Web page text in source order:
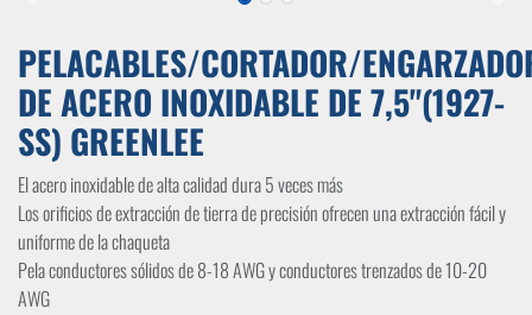
PELACABLES/CORTADOR/
DE ACERO INOXIDABLE DE 7,5"(1927-
SS) GREENLEE
El acero inoxidable de alta calidad dura 5 veces más
Los orificios de extracción de tierra de precisión ofrecen una extracción fácil y
uniforme de la chaqueta
Pela conductores sólidos de 8-18 AWG y conductores trenzados de 10-20
AWG